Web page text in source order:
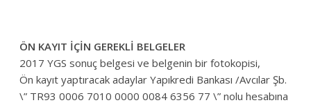
ÖN KAYIT İÇİN GEREKLİ BELGELER
2017 YGS sonuç belgesi ve belgenin bir fotokopisi,
Ön kayıt yaptıracak adaylar Yapıkredi Bankası /Avcılar Şb.
\” TR93 0006 7010 0000 0084 6356 77 \” nolu hesabına